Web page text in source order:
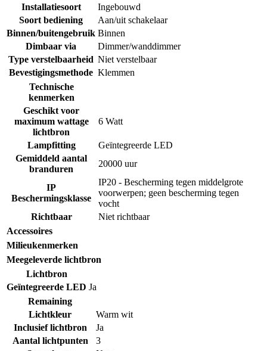
Installatiesoort
Ingebouwd
Soort bediening
Aan/uit schakelaar
Binnen/buitengebruik Binnen
Dimbaar via
Dimmer/wanddimmer
Type verstelbaarheid Niet verstelbaar
Bevestigingsmethode Klemmen
Technische
kenmerken
Geschikt voor
maximum wattage
lichtbron
6 Watt
Lampfitting
Geïntegreerde LED
Gemiddeld aantal
branduren
20000 uur
IP
Beschermingsklasse
IP20 - Bescherming tegen middelgrote
voorwerpen; geen bescherming tegen
vocht
Richtbaar
Niet richtbaar
Accessoires
Milieukenmerken
Meegeleverde lichtbron
Lichtbron
Geïntegreerde LED Ja
Remaining
Lichtkleur
Warm wit
Inclusief lichtbron
Ja
Aantal lichtpunten
3